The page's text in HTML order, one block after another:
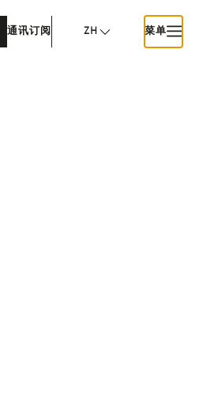
通讯订阅 ZH 菜单